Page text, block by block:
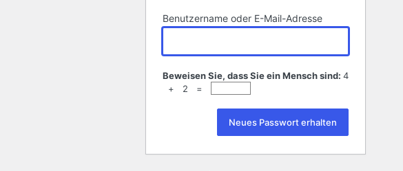
Benutzername oder E-Mail-Adresse
Beweisen Sie, dass Sie ein Mensch sind: 4
+ 2 =